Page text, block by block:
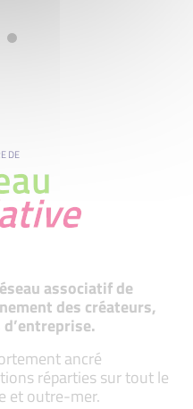
DE
associatif de
des créateurs,
ancré
réparties sur tout le
et outre-mer.